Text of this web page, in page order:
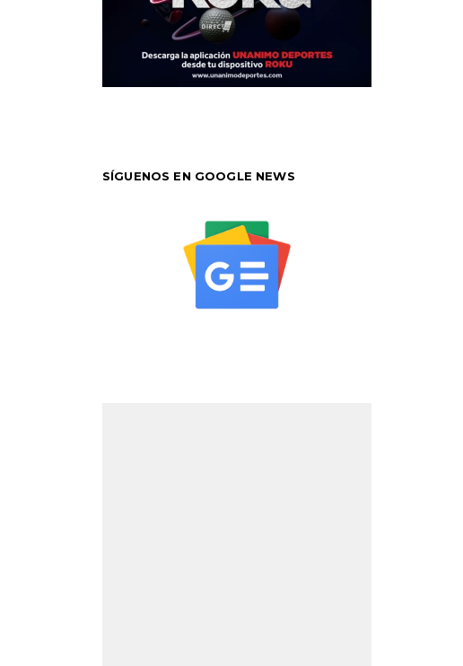
SÍGUENOS EN GOOGLE NEWS